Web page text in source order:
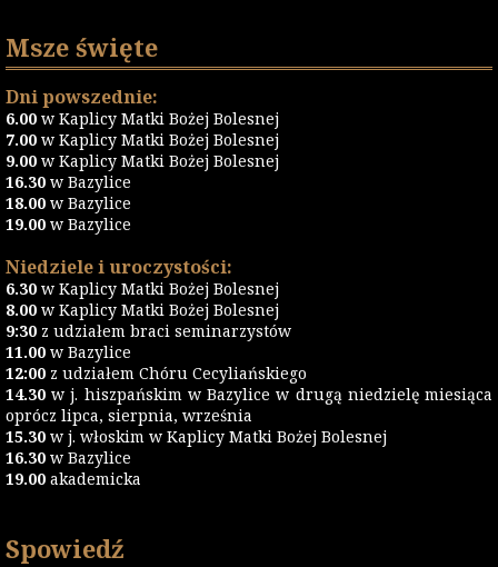
Msze święte
Dni powszednie:
6.00 w Kaplicy Matki Bożej Bolesnej
7.00 w Kaplicy Matki Bożej Bolesnej
9.00 w Kaplicy Matki Bożej Bolesnej
16.30 w Bazylice
18.00 w Bazylice
19.00 w Bazylice
Niedziele i uroczystości:
6.30 w Kaplicy Matki Bożej Bolesnej
8.00 w Kaplicy Matki Bożej Bolesnej
9:30 z udziałem braci seminarzystów
11.00 w Bazylice
12:00 z udziałem Chóru Cecyliańskiego
14.30 w j. hiszpańskim w Bazylice w drugą niedzielę miesiąca
oprócz lipca, sierpnia, września
15.30 w j. włoskim w Kaplicy Matki Bożej Bolesnej
16.30 w Bazylice
19.00 akademicka
Spowiedź